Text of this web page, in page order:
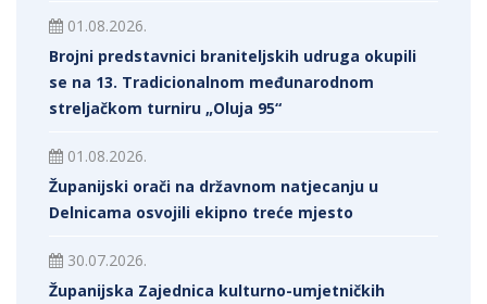
01.08.2026.
Brojni predstavnici braniteljskih udruga okupili
se na 13. Tradicionalnom međunarodnom
streljačkom turniru „Oluja 95“
01.08.2026.
Županijski orači na državnom natjecanju u
Delnicama osvojili ekipno treće mjesto
30.07.2026.
Županijska Zajednica kulturno-umjetničkih